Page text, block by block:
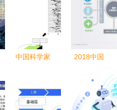
中国科学家
能系统 一
秒内精准算
2018中国
能发展研究
报告 人工